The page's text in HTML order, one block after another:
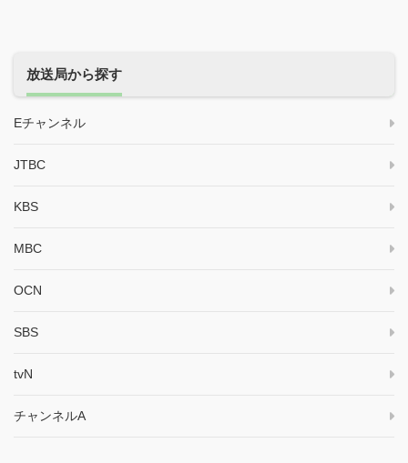
放送局から探す
Eチャンネル
JTBC
KBS
MBC
OCN
SBS
tvN
チャンネルA